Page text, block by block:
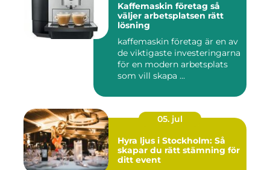
Kaffemaskin företag så
väljer arbetsplatsen rätt
lösning
kaffemaskin företag är en av
de viktigaste investeringarna
för en modern arbetsplats
som vill skapa ...
05. jul
Hyra ljus i Stockholm: Så
skapar du rätt stämning för
ditt event